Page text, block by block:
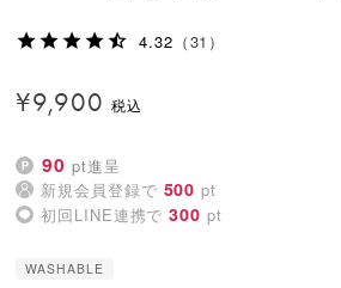
4.32 （31）
¥9,900
90 pt進呈
新規会員登録で 500 pt
初回LINE連携で 300 pt
WASHABLE